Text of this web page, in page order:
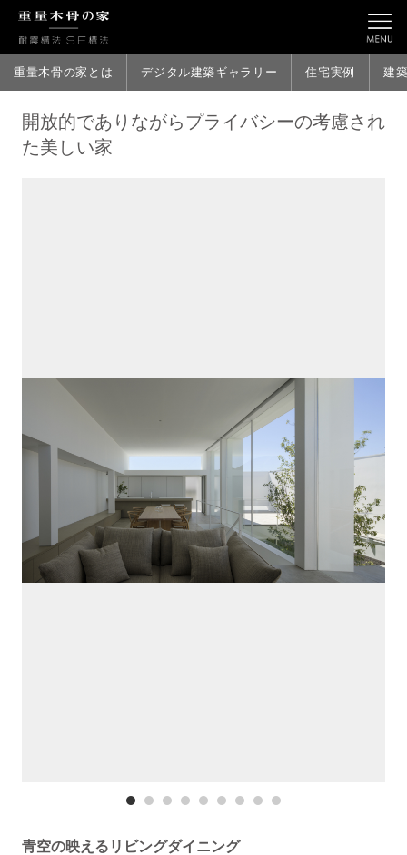
重量木骨の家とは デジタル建築ギャラリー 住宅実例 建
開放的でありながらプライバシーの考慮され
た美しい家
青空の映えるリビングダイニング